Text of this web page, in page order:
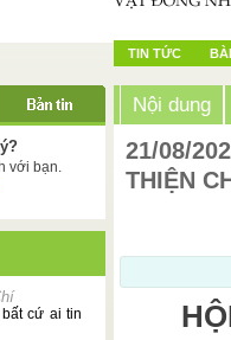
TIN TỨC
với bạn.
cứ ai tin
Nội dung
21/08/
THIỆN